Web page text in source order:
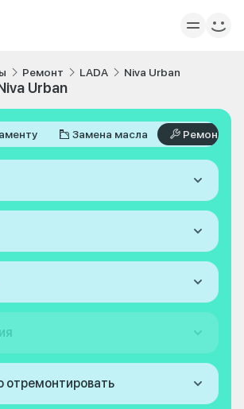
Ремонт LADA Niva Urban
Urban
Замена масла Ремонт
отремонтировать